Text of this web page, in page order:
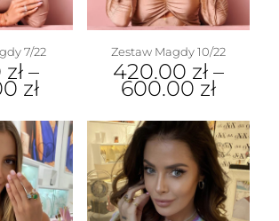
7/22
zł –
zł
Zestaw Magdy 10/22
420.00 zł–
600.00 zł